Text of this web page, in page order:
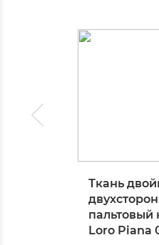
Ткань
Loro Piana